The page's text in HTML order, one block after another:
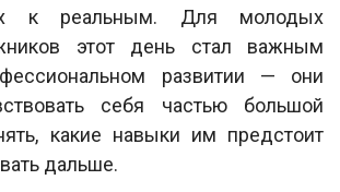
к реальным. Для молодых
этот день стал важным
развитии — они
себя частью большой
какие навыки им предстоит
дальше.